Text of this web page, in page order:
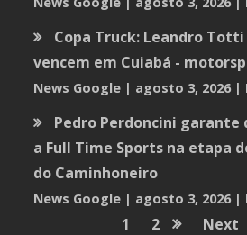
Copa Truck: Leandro
vencem em Cuiabá -
News Google agosto 3, 2026
Pedro Perdoncini garante
a Full Time Sports na etapa
do Caminhoneiro
News Google agosto 3, 2026
1 2 Next